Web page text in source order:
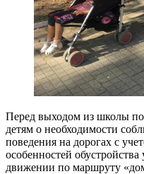
Перед выходом из школы
детям о необходимости
поведения на дорогах с
особенностей
движении по маршруту